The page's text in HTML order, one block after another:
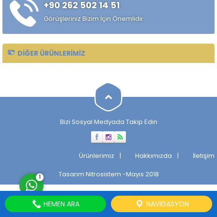
Taşlanmış mil, makinelerin
verimli ve sorunsuz
çalışmasını sağlayan önemli
bir parçadır. Taşlanmış Milin
Tarihçesi...
+90 262 502 14 51
Görüşleriniz Bizim İçin Önemlidir.
DIĞER ÜRÜNLERIMIZ
Bizi Sosyal Medyada Takip Edin
Ürünlerimiz Hakkımızda
İletişim
Tasarım Nitrosistem -Mayıs 2018
Cevap Yaz
1
HEMEN ARA NAVIGASYON